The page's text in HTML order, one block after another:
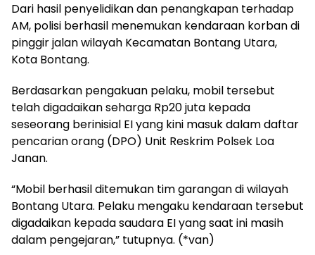
Dari hasil penyelidikan dan penangkapan terhadap
AM, polisi berhasil menemukan kendaraan korban di
pinggir jalan wilayah Kecamatan Bontang Utara,
Kota Bontang.
Berdasarkan pengakuan pelaku, mobil tersebut
telah digadaikan seharga Rp20 juta kepada
seseorang berinisial EI yang kini masuk dalam daftar
pencarian orang (DPO) Unit Reskrim Polsek Loa
Janan.
“Mobil berhasil ditemukan tim garangan di wilayah
Bontang Utara. Pelaku mengaku kendaraan tersebut
digadaikan kepada saudara EI yang saat ini masih
dalam pengejaran,” tutupnya. (*van)